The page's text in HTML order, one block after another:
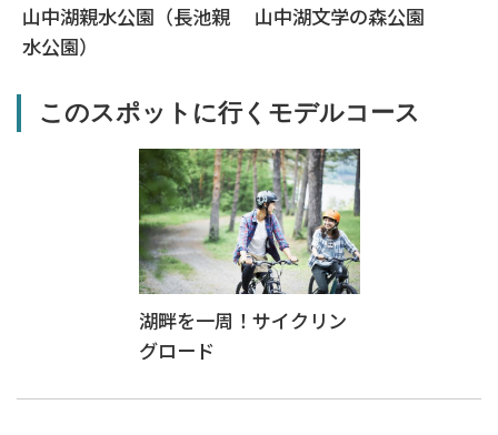
山中湖親水公園（長池親
水公園）
山中湖文学の森公園
このスポットに行くモデルコース
湖畔を一周！サイクリン
グロード